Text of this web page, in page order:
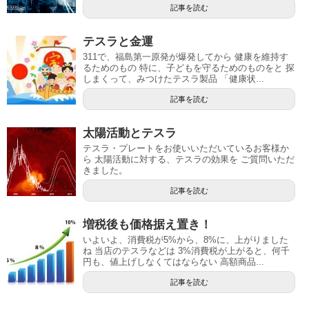
記事を読む
テスラと金運
311で、福島第一原発が爆発してから 健康を維持す
るためのもの 特に、子どもを守るためのものをと 探
しまくって、みつけたテスラ製品 「健康状...
記事を読む
太陽活動とテスラ
テスラ・プレートをお使いいただいているお客様か
ら 太陽活動に対する、テスラの効果を ご質問いただ
きました。
記事を読む
増税後も価格据え置き！
いよいよ、消費税が5%から、8%に、上がりました
ね 当店のテスラなどは 3%消費税が上がると、何千
円も、値上げしなくてはならない 高額商品...
記事を読む